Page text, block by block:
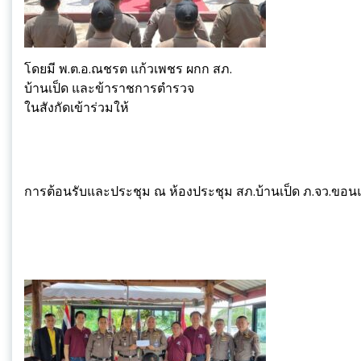
โดยมี พ.ต.อ.ณชรต แก้วเพชร ผกก สภ.
บ้านเป็ด และข้าราชการตำรวจ
ในสังกัดเข้าร่วมให้
การต้อนรับและประชุม ณ ห้องประชุม สภ.บ้านเป็ด ภ.จว.ขอ